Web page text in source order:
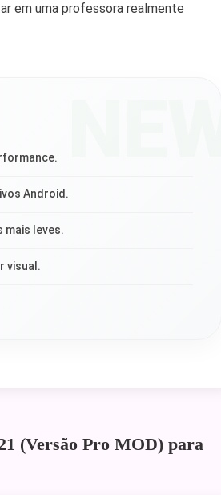
em uma professora realmente
Android.
mais leves.
visual.
(Versão Pro MOD) para